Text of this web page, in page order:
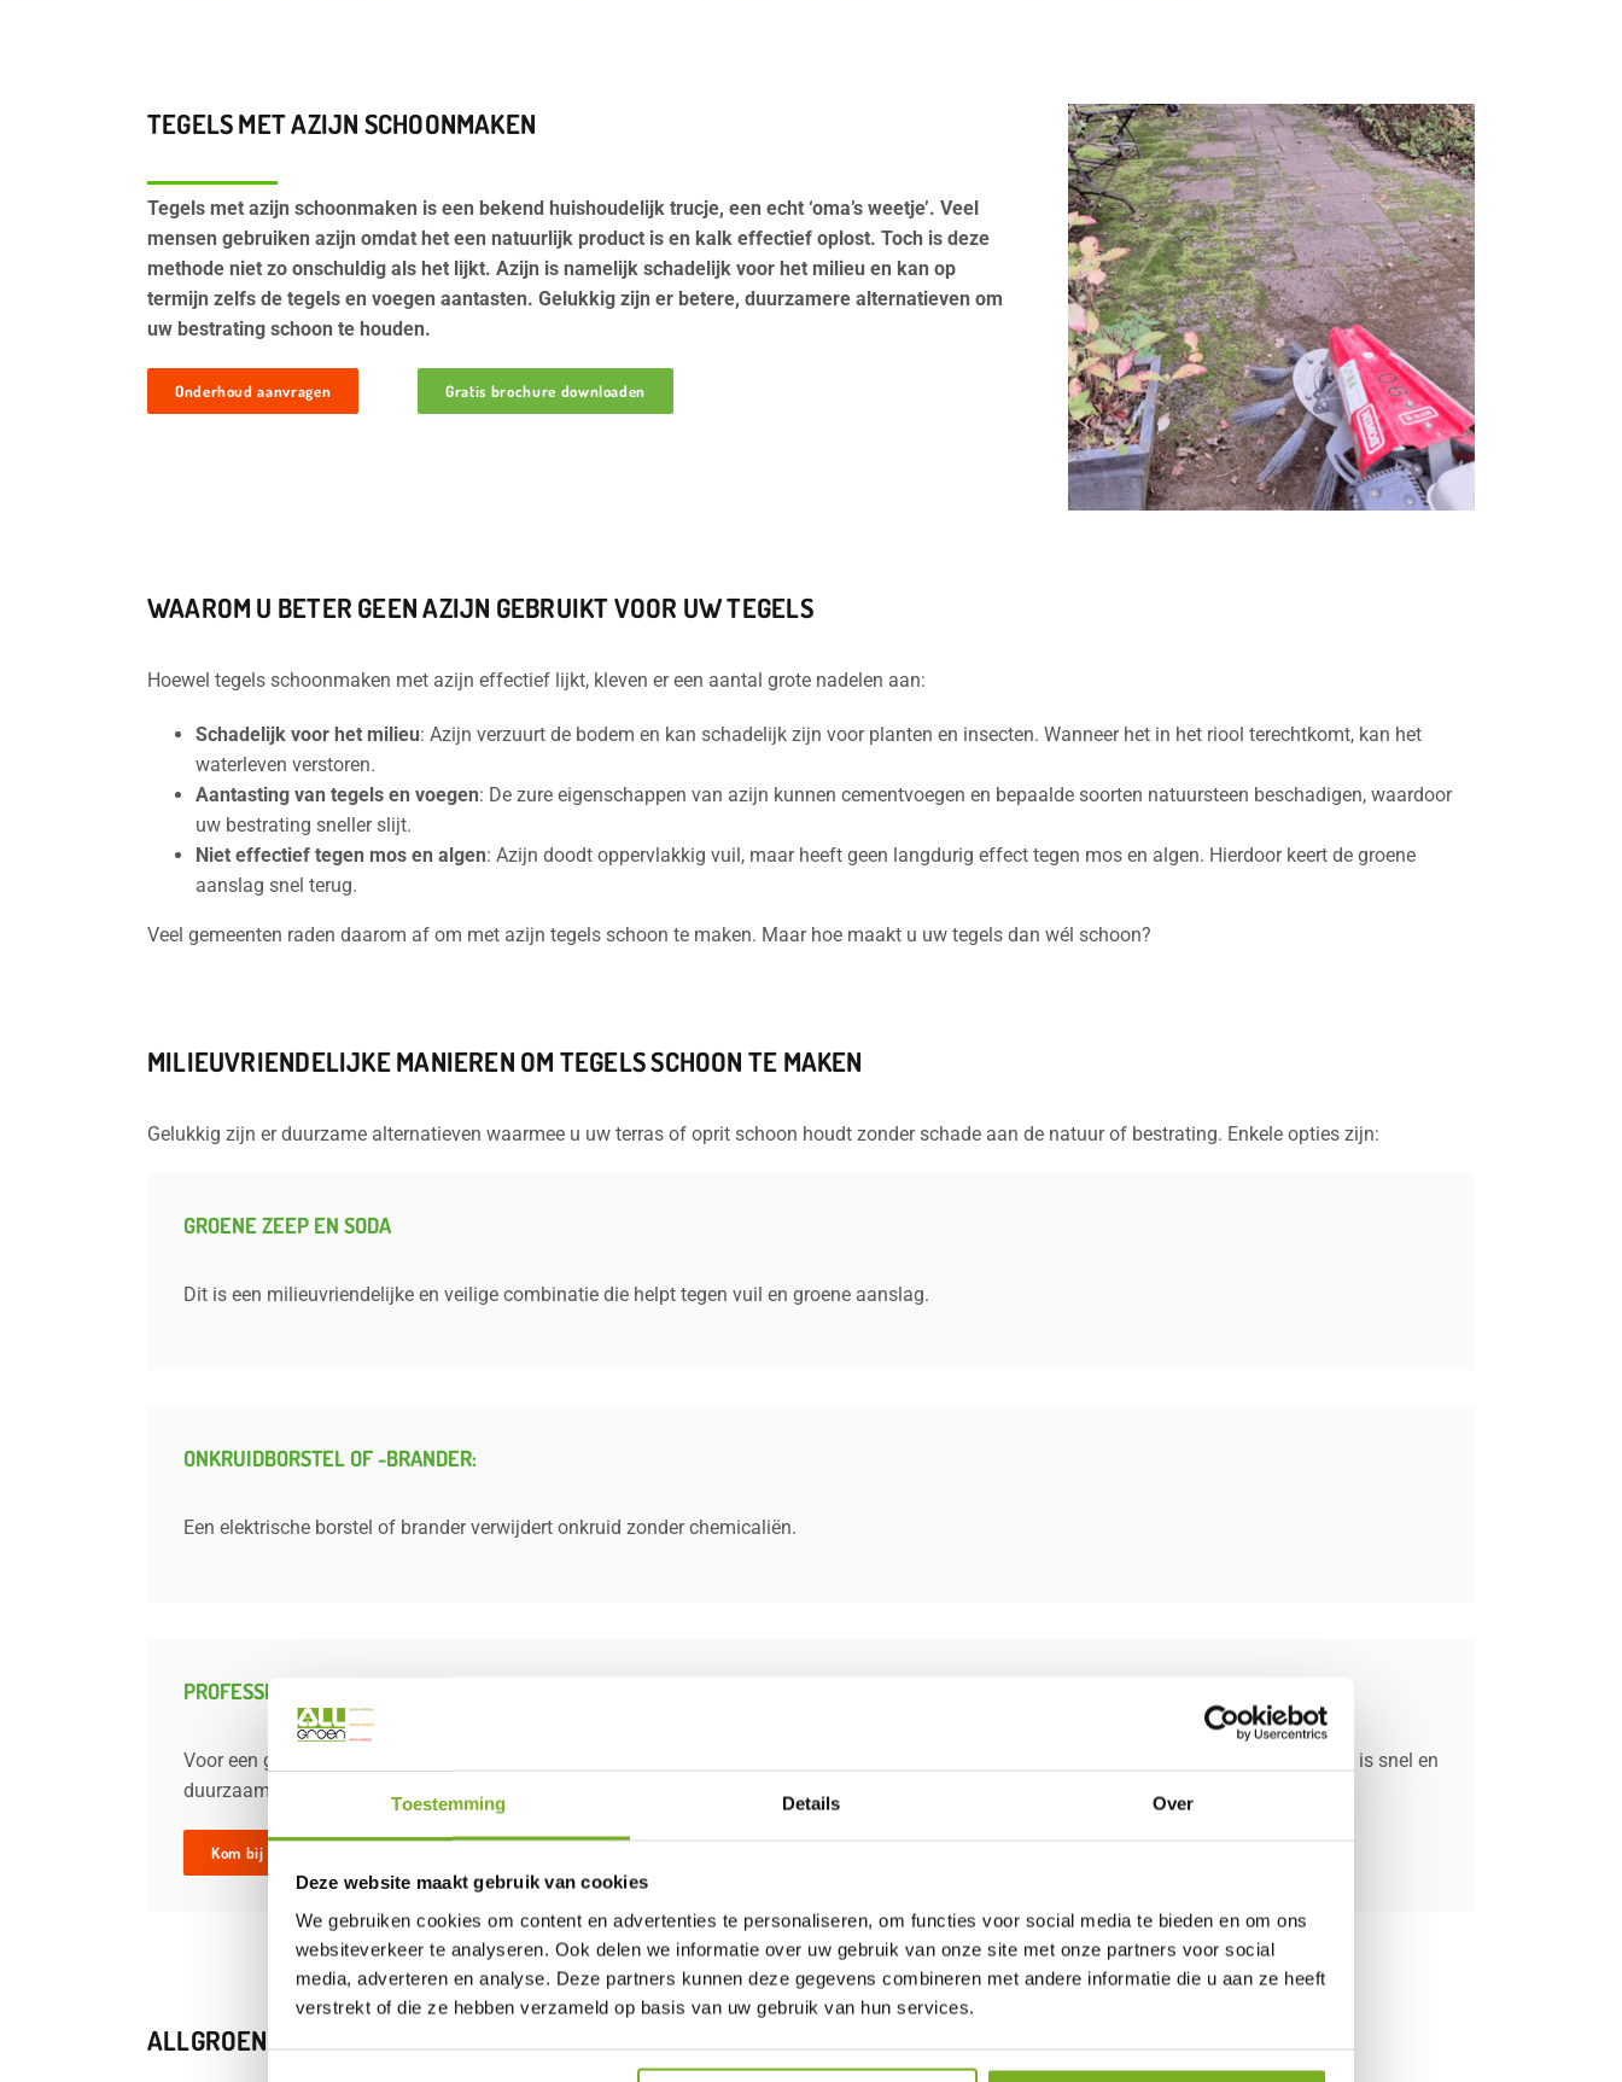
Toestemming Details Over
Deze website maakt gebruik van cookies
We gebruiken cookies om content en advertenties te personaliseren, om functies voor social media te bieden en om ons
websiteverkeer te analyseren. Ook delen we informatie over uw gebruik van onze site met onze partners voor social
media, adverteren en analyse. Deze partners kunnen deze gegevens combineren met andere informatie die u aan ze heeft
verstrekt of die ze hebben verzameld op basis van uw gebruik van hun services.
TEGELS MET AZIJN SCHOONMAKEN
Tegels met azijn schoonmaken is een bekend huishoudelijk trucje, een echt ‘oma’s weetje’. Veel
mensen gebruiken azijn omdat het een natuurlijk product is en kalk effectief oplost. Toch is deze
methode niet zo onschuldig als het lijkt. Azijn is namelijk schadelijk voor het milieu en kan op
termijn zelfs de tegels en voegen aantasten. Gelukkig zijn er betere, duurzamere alternatieven om
uw bestrating schoon te houden.
Onderhoud aanvragen Gratis brochure downloaden
WAAROM U BETER GEEN AZIJN GEBRUIKT VOOR UW TEGELS
Hoewel tegels schoonmaken met azijn effectief lijkt, kleven er een aantal grote nadelen aan:
Schadelijk voor het milieu: Azijn verzuurt de bodem en kan schadelijk zijn voor planten en insecten. Wanneer het in het riool terechtkomt, kan het
waterleven verstoren.
Aantasting van tegels en voegen: De zure eigenschappen van azijn kunnen cementvoegen en bepaalde soorten natuursteen beschadigen, waardoor
uw bestrating sneller slijt.
Niet effectief tegen mos en algen: Azijn doodt oppervlakkig vuil, maar heeft geen langdurig effect tegen mos en algen. Hierdoor keert de groene
aanslag snel terug.
Veel gemeenten raden daarom af om met azijn tegels schoon te maken. Maar hoe maakt u uw tegels dan wél schoon?
MILIEUVRIENDELIJKE MANIEREN OM TEGELS SCHOON TE MAKEN
Gelukkig zijn er duurzame alternatieven waarmee u uw terras of oprit schoon houdt zonder schade aan de natuur of bestrating. Enkele opties zijn:
GROENE ZEEP EN SODA
Dit is een milieuvriendelijke en veilige combinatie die helpt tegen vuil en groene aanslag.
ONKRUIDBORSTEL OF -BRANDER:
Een elektrische borstel of brander verwijdert onkruid zonder chemicaliën.
PROFESSIONELE BORSTELSERVICE
Voor een grondige reiniging kunt u gebruik maken van gespecialiseerde apparatuur. U kunt ons hiervoor inschakelen! Onze borstelmachine is snel en
duurzaam. Binnen no-time is uw bedrijventerrein, oprit of plantsoen weer als nieuw.
Kom bij mij langs met de borstelmachine!
ALLGROEN B.V.: PROFESSIONEEL EN DUURZAAM REINIGEN VAN BESTRATING